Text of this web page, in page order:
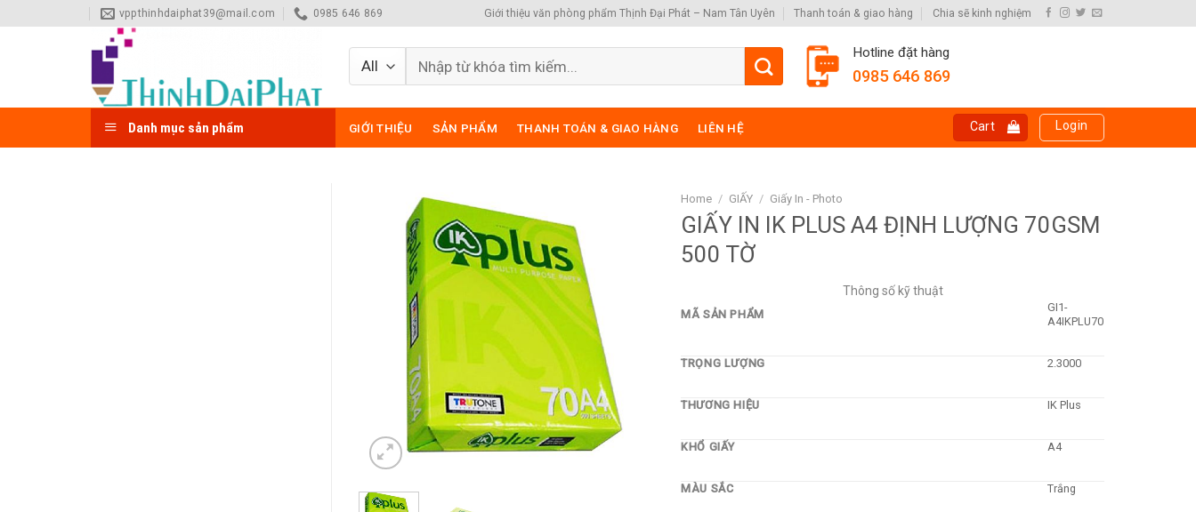
to
vppthinhdaiphat39@mail.com 0985 646 869 Giới thiệu văn phòng phẩm Thịnh Đại Phát – Nam Tân Uyên Thanh toán & giao hàng Chia sẽ kinh nghiệm
Search
Hotline đặt hàng
0985 646 869
Danh mục sản phẩm GIỚI THIỆU SẢN PHẨM THANH TOÁN & GIAO HÀNG LIÊN HỆ Cart Login
Home / GIẤY / Giấy In - Photo
GIẤY IN IK PLUS A4 ĐỊNH LƯỢNG 70GSM
500 TỜ
Thông số kỹ thuật
MÃ SẢN PHẨM
GI1-
A4IKPLU70
TRỌNG LƯỢNG 2.3000
THƯƠNG HIỆU IK Plus
KHỔ GIẤY A4
MÀU SẮC Trắng